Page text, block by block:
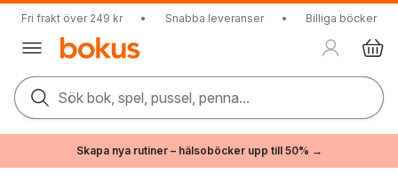
Fri frakt över 249 kr • Snabba leveranser • Billiga böcker
Sök bok, spel, pussel, penna...
Skapa nya rutiner – hälsoböcker upp till 50% →